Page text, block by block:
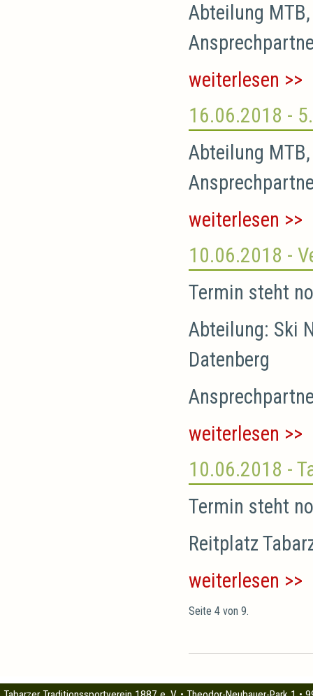
Abteilung
weiterlesen >>
16.06.2018 -
Abteilung
weiterlesen >>
10.06.2018 -
Termin steht
Abteilung: Ski
Datenberg
weiterlesen >>
10.06.2018 -
Termin steht
Reitplatz
weiterlesen >>
Seite 4 von 9.